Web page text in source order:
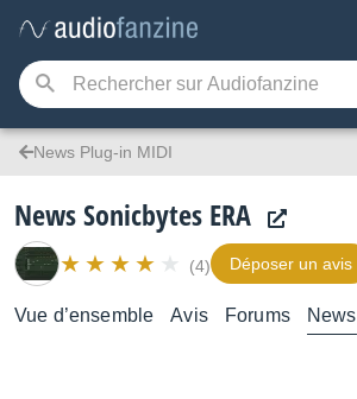
News Plug-in MIDI
News Sonicbytes ERA
(4) Déposer un avis
Vue d’ensemble Avis Forums News